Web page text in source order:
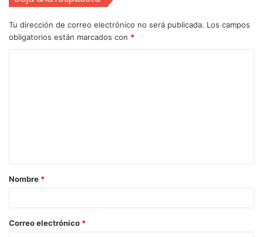
Tu dirección de correo electrónico no será publicada. Los campos
obligatorios están marcados con *
Nombre *
Correo electrónico *